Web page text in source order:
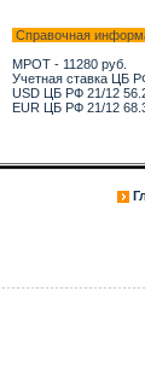
Справочная
МРОТ - 11280 руб.
Учетная ставка ЦБ
USD ЦБ РФ 21/12
EUR ЦБ РФ 21/12